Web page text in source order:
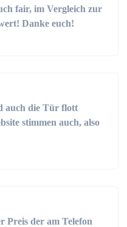
fair, im Vergleich zur
Danke euch!
auch die Tür flott
stimmen auch, also
Preis der am Telefon